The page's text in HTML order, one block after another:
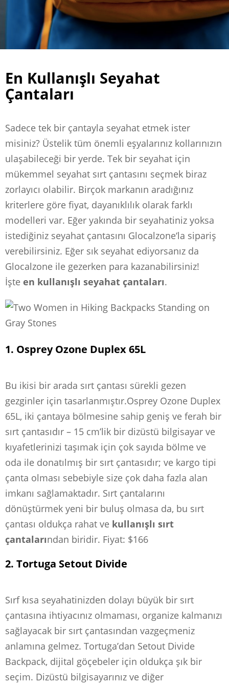
En Kullanışlı Seyahat
Çantaları
Sadece tek bir çantayla seyahat etmek ister
misiniz? Üstelik tüm önemli eşyalarınız kollarınızın
ulaşabileceği bir yerde. Tek bir seyahat için
mükemmel seyahat sırt çantasını seçmek biraz
zorlayıcı olabilir. Birçok markanın aradığınız
kriterlere göre fiyat, dayanıklılık olarak farklı
modelleri var. Eğer yakında bir seyahatiniz yoksa
istediğiniz seyahat çantasını Glocalzone‘la sipariş
verebilirsiniz. Eğer sık seyahat ediyorsanız da
Glocalzone ile gezerken para kazanabilirsiniz!
İşte en kullanışlı seyahat çantaları.
1. Osprey Ozone Duplex 65L
Bu ikisi bir arada sırt çantası sürekli gezen
gezginler için tasarlanmıştır.Osprey Ozone Duplex
65L, iki çantaya bölmesine sahip geniş ve ferah bir
sırt çantasıdır – 15 cm’lik bir dizüstü bilgisayar ve
kıyafetlerinizi taşımak için çok sayıda bölme ve
oda ile donatılmış bir sırt çantasıdır; ve kargo tipi
çanta olması sebebiyle size çok daha fazla alan
imkanı sağlamaktadır. Sırt çantalarını
dönüştürmek yeni bir buluş olmasa da, bu sırt
çantası oldukça rahat ve kullanışlı sırt
çantalarından biridir. Fiyat: $166
2. Tortuga Setout Divide
Sırf kısa seyahatinizden dolayı büyük bir sırt
çantasına ihtiyacınız olmaması, organize kalmanızı
sağlayacak bir sırt çantasından vazgeçmeniz
anlamına gelmez. Tortuga’dan Setout Divide
Backpack, dijital göçebeler için oldukça şık bir
seçim. Dizüstü bilgisayarınız ve diğer